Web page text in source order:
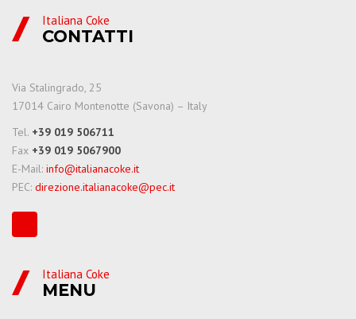
Italiana Coke
CONTATTI
Via Stalingrado, 25
17014 Cairo Montenotte (Savona) – Italy
Tel. +39 019 506711
Fax +39 019 5067900
E-Mail: info@italianacoke.it
PEC: direzione.italianacoke@pec.it
Italiana Coke
MENU